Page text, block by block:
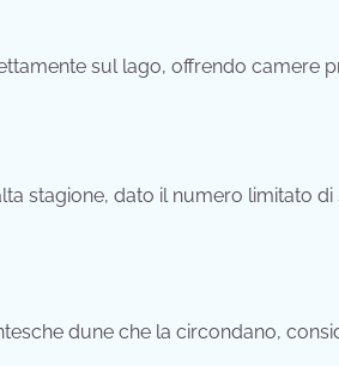
sul lago, offrendo camere
stagione, dato il numero limitato di
dune che la circondano,